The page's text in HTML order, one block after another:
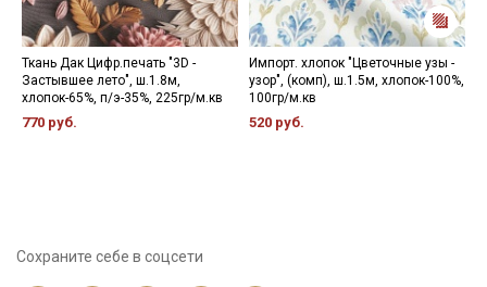
Ткань Дак Цифр.печать "3D -
Застывшее лето", ш.1.8м,
хлопок-65%, п/э-35%, 225гр/м.кв
770 руб.
Импорт. хлопок "Цветочные узы -
узор", (комп), ш.1.5м, хлопок-100%,
100гр/м.кв
520 руб.
Сохраните себе в соцсети